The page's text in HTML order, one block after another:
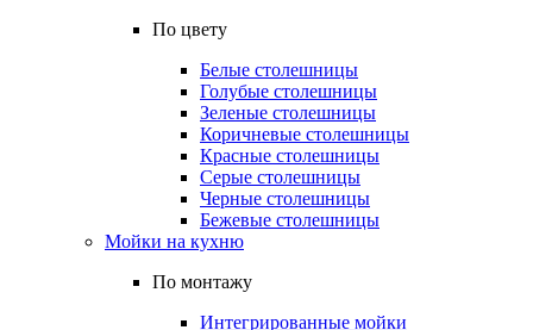
По цвету
Белые столешницы
Голубые столешницы
Зеленые столешницы
Коричневые столешницы
Красные столешницы
Серые столешницы
Черные столешницы
Бежевые столешницы
Мойки на кухню
По монтажу
Интегрированные мойки